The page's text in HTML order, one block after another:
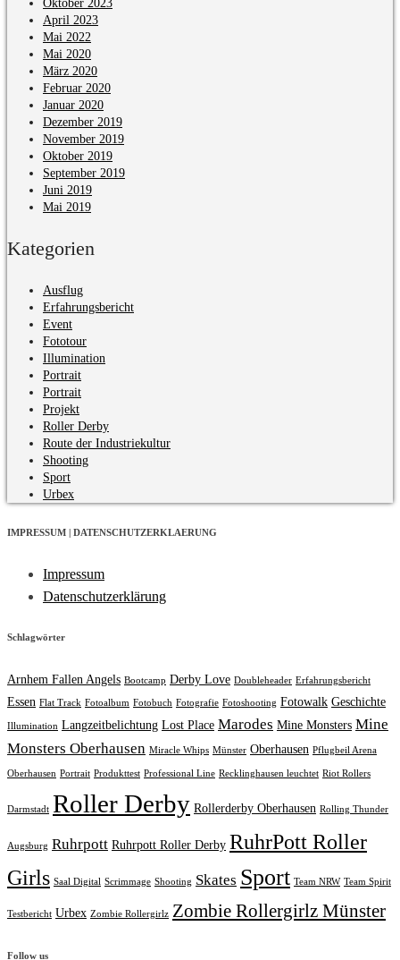
Oktober 2023
April 2023
Mai 2022
Mai 2020
März 2020
Februar 2020
Januar 2020
Dezember 2019
November 2019
Oktober 2019
September 2019
Juni 2019
Mai 2019
Kategorien
Ausflug
Erfahrungsbericht
Event
Fototour
Illumination
Portrait
Portrait
Projekt
Roller Derby
Route der Industriekultur
Shooting
Sport
Urbex
IMPRESSUM | DATENSCHUTZERKLAERUNG
Impressum
Datenschutzerklärung
Schlagwörter
Arnhem Fallen Angels Bootcamp Derby Love Doubleheader Erfahrungsbericht
Essen Flat Track Fotoalbum Fotobuch Fotografie Fotoshooting Fotowalk Geschichte
Illumination Langzeitbelichtung Lost Place Marodes Mine Monsters Mine
Monsters Oberhausen Miracle Whips Münster Oberhausen Pflugbeil Arena
Oberhausen Portrait Produkttest Professional Line Recklinghausen leuchtet Riot Rollers
Darmstadt Roller Derby Rollerderby Oberhausen Rolling Thunder
Augsburg Ruhrpott Ruhrpott Roller Derby RuhrPott Roller
Girls Saal Digital Scrimmage Shooting Skates Sport Team NRW Team Spirit
Testbericht Urbex Zombie Rollergirlz Zombie Rollergirlz Münster
Follow us